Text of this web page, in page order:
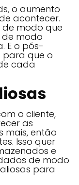
o aumento
acontecer.
modo que
de modo
E o pós-
que o
cada
o cliente,
as
mais, então
Isso quer
e
de modo
para